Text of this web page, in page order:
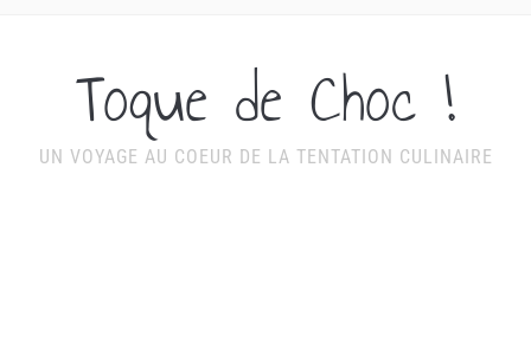
Toque de Choc !
UN VOYAGE AU COEUR DE LA TENTATION CULINAIRE